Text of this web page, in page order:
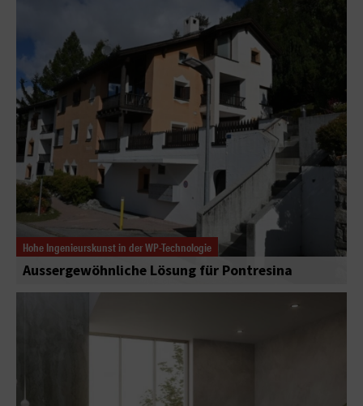
Hohe Ingenieurskunst in der WP-Technologie
Aussergewöhnliche Lösung für Pontresina